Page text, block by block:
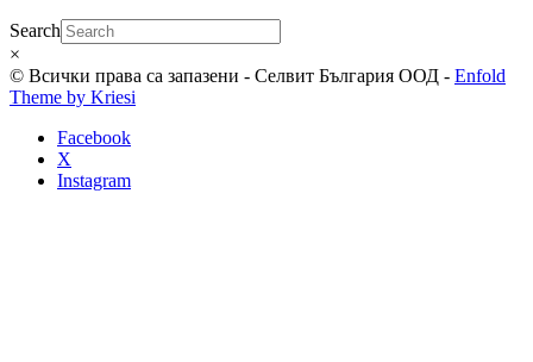
Search
×
© Всички права са запазени - Селвит България ООД - Enfold
Theme by Kriesi
Facebook
X
Instagram